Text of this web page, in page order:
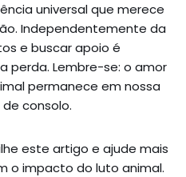
universal que merece
Independentemente da
e buscar apoio é
perda. Lembre-se: o amor
permanece em nossa
consolo.
este artigo e ajude mais
o impacto do luto animal.